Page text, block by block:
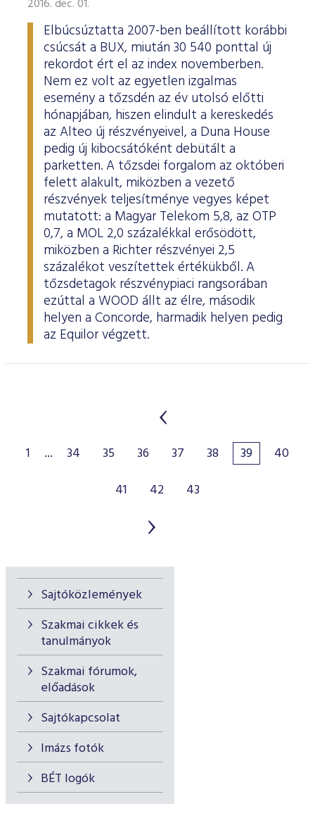
Sajtóközlemények
Szakmai cikkek és
tanulmányok
Szakmai fórumok,
előadások
Sajtókapcsolat
Imázs fotók
BÉT logók
2016. dec. 01.
Elbúcsúztatta 2007-ben beállított korábbi
csúcsát a BUX, miután 30 540 ponttal új
rekordot ért el az index novemberben.
Nem ez volt az egyetlen izgalmas
esemény a tőzsdén az év utolsó előtti
hónapjában, hiszen elindult a kereskedés
az Alteo új részvényeivel, a Duna House
pedig új kibocsátóként debütált a
parketten. A tőzsdei forgalom az októberi
felett alakult, miközben a vezető
részvények teljesítménye vegyes képet
mutatott: a Magyar Telekom 5,8, az OTP
0,7, a MOL 2,0 százalékkal erősödött,
miközben a Richter részvényei 2,5
százalékot veszítettek értékükből. A
tőzsdetagok részvénypiaci rangsorában
ezúttal a WOOD állt az élre, második
helyen a Concorde, harmadik helyen pedig
az Equilor végzett.
1 ... 34 35 36 37 38 39
40
41
42 43